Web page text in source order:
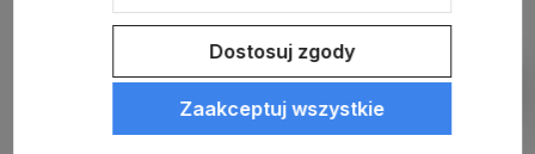
Sklep internetowy Shoper.pl Szablon Shoper Modern 3.0™
Dostosuj zgody
Zaakceptuj wszystkie